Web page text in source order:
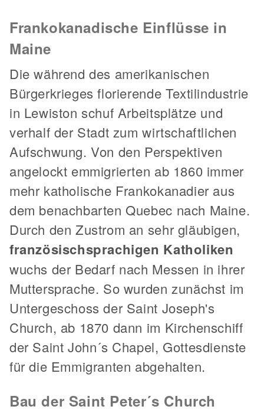
Frankokanadische Einflüsse in
Maine
Die während des amerikanischen
Bürgerkrieges florierende Textilindustrie
in Lewiston schuf Arbeitsplätze und
verhalf der Stadt zum wirtschaftlichen
Aufschwung. Von den Perspektiven
angelockt emmigrierten ab 1860 immer
mehr katholische Frankokanadier aus
dem benachbarten Quebec nach Maine.
Durch den Zustrom an sehr gläubigen,
französischsprachigen Katholiken
wuchs der Bedarf nach Messen in ihrer
Muttersprache. So wurden zunächst im
Untergeschoss der Saint Joseph's
Church, ab 1870 dann im Kirchenschiff
der Saint John´s Chapel, Gottesdienste
für die Emmigranten abgehalten.
Bau der Saint Peter´s Church